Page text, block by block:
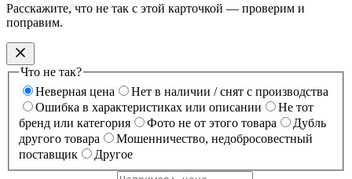
Расскажите, что не так с этой карточкой — проверим и
поправим.
Что не так?
Неверная цена
Нет в наличии / снят с производства
Ошибка в характеристиках или описании
Не тот
бренд или категория
Фото не от этого товара
Дубль
другого товара
Мошенничество, недобросовестный
поставщик
Другое